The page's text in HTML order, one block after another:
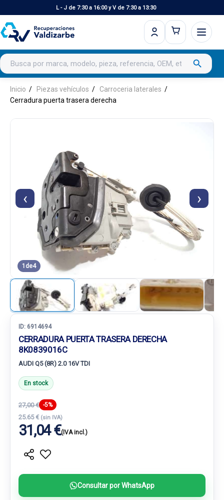
L - J de 7:30 a 16:00 y V de 7:30 a 13:30
Buscar productos search
Inicio Piezas vehículos
Carroceria laterales
Cerradura puerta trasera derecha
‹ ›
1 de4
ID: 6914694
CERRADURA PUERTA TRASERA DERECHA
8K0839016C
AUDI Q5 (8R) 2.0 16V TDI
En stock
27,00 € -5%
25.65 € (sin IVA)
31,04 €(IVA incl.)
Consultar por WhatsApp